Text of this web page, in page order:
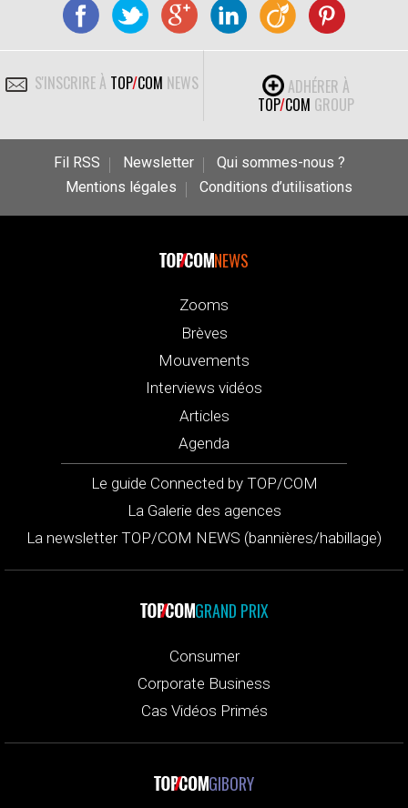
S'INSCRIRE À TOP/COM NEWS
ADHÉRER À
TOP/COM GROUP
Fil RSS Newsletter
Qui sommes-nous ?
Mentions légales
Conditions d’utilisations
NEWS
Zooms
Brèves
Mouvements
Interviews vidéos
Articles
Agenda
Le guide Connected by TOP/COM
La Galerie des agences
La newsletter TOP/COM NEWS (bannières/habillage)
GRAND PRIX
Consumer
Corporate Business
Cas Vidéos Primés
GIBORY